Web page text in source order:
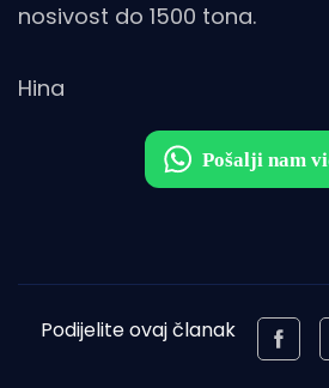
nosivost do 1500 tona.
Hina
Podijelite ovaj članak